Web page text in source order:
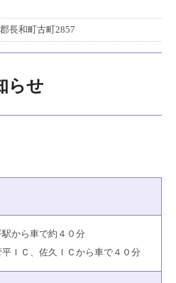
長和町古町2857
らせ
から車で約４０分
ＩＣ、佐久ＩＣから車で４０分